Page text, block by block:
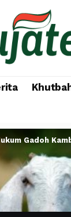
Gadoh Kambing Bikin Kaget! Begini Ketentuan